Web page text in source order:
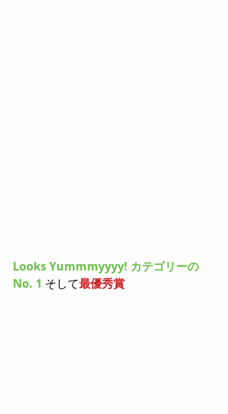
Looks Yummmyyyy! カテゴリーの
No. 1 そして最優秀賞